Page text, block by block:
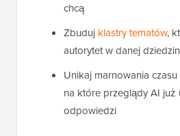
chcą
Zbuduj klastry tematów,
autorytet w danej
Unikaj marnowania
na które przeglądy AI już
odpowiedzi